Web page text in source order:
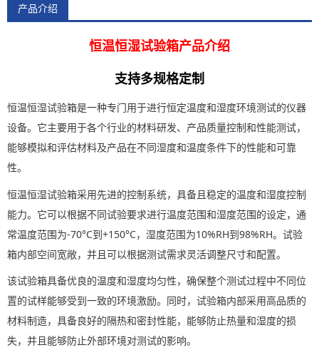
产品介绍
恒温恒湿试验箱产品介绍
支持多规格定制
恒温恒湿试验箱是一种专门用于进行恒定温度和湿度环境测试的仪器
设备。它主要用于各个行业的材料研发、产品质量控制和性能测试，
能够模拟和评估材料及产品在不同湿度和温度条件下的性能和可靠
性。
恒温恒湿试验箱采用先进的控制系统，具备且稳定的温度和湿度控制
能力。它可以根据不同试验要求进行温度范围和湿度范围的设定，通
常温度范围为-70°C到+150°C，湿度范围为10%RH到98%RH。试验
箱内部空间宽敞，并且可以根据测试需求灵活调整尺寸和配置。
该试验箱具备优良的温度和湿度均匀性，确保整个测试过程中不同位
置的试样能够受到一致的环境激励。同时，试验箱内部采用高品质的
材料制造，具备良好的隔热和密封性能，能够防止热量和湿度的损
失，并且能够防止外部环境对测试的影响。